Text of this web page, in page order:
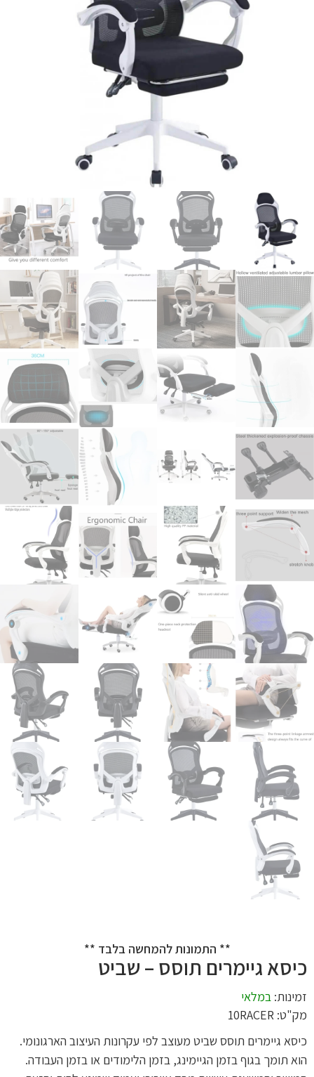
** התמונות להמחשה בלבד **
כיסא גיימרים תוסס – שביט
זמינות: במלאי
מק"ט: 10RACER
כיסא גיימרים תוסס שביט מעוצב לפי עקרונות העיצוב הארגונומי.
הוא תומך בגוף בזמן הגיימינג, בזמן הלימודים או בזמן העבודה.